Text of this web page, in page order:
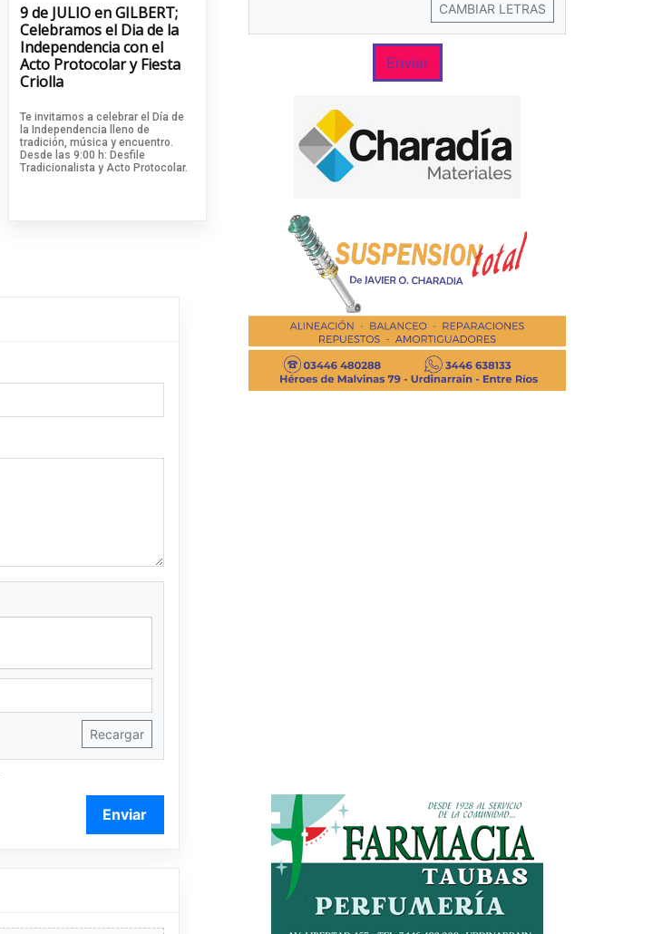
9 de JULIO en GILBERT;
Celebramos el Dia de la
Independencia con el
Acto Protocolar y Fiesta
Criolla
Te invitamos a celebrar el Día de
la Independencia lleno de
tradición, música y encuentro.
Desde las 9:00 h: Desfile
Tradicionalista y Acto Protocolar.
Recargar
Enviar
CAMBIAR LETRAS